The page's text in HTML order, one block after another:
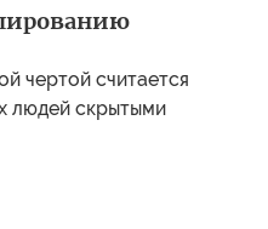
чертой считается
людей скрытыми